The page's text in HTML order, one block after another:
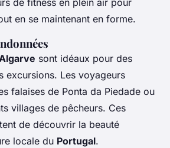
de fitness en plein air pour
en se maintenant en forme.
sont idéaux pour des
excursions. Les voyageurs
falaises de Ponta da Piedade ou
villages de pêcheurs. Ces
de découvrir la beauté
locale du Portugal.